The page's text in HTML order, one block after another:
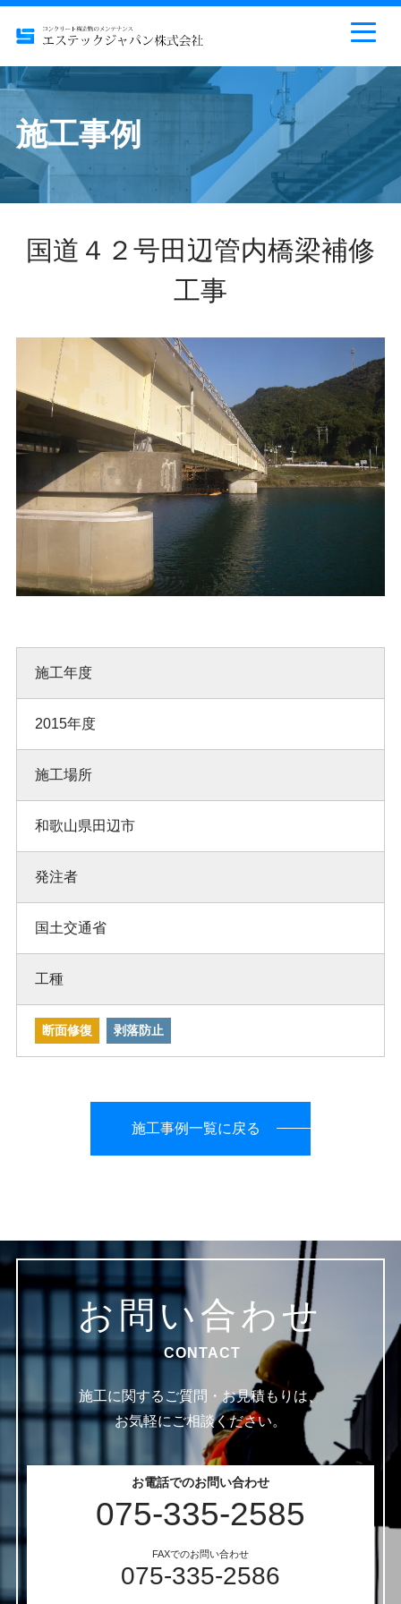
施工事例
国道４２号田辺管内橋梁補修
工事
施工年度
2015年度
施工場所
和歌山県田辺市
発注者
国土交通省
工種
断面修復 剥落防止
施工事例一覧に戻る
お問い合わせ
CONTACT
施工に関するご質問・お見積もりは、
お気軽にご相談ください。
お電話でのお問い合わせ
075-335-2585
FAXでのお問い合わせ
075-335-2586